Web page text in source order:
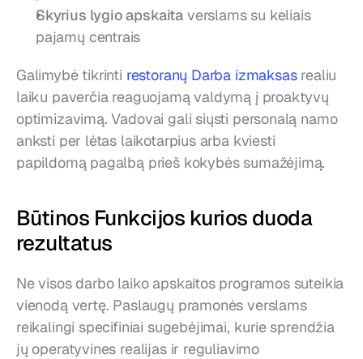
Skyrius lygio apskaita verslams su keliais
pajamų centrais
Galimybė tikrinti restoranų Darba izmaksas realiu
laiku paverčia reaguojamą valdymą į proaktyvų
optimizavimą. Vadovai gali siųsti personalą namo
anksti per lėtas laikotarpius arba kviesti
papildomą pagalbą prieš kokybės sumažėjimą.
Būtinos Funkcijos kurios duoda
rezultatus
Ne visos darbo laiko apskaitos programos suteikia
vienodą vertę. Paslaugų pramonės verslams
reikalingi specifiniai sugebėjimai, kurie sprendžia
jų operatyvines realijas ir reguliavimo